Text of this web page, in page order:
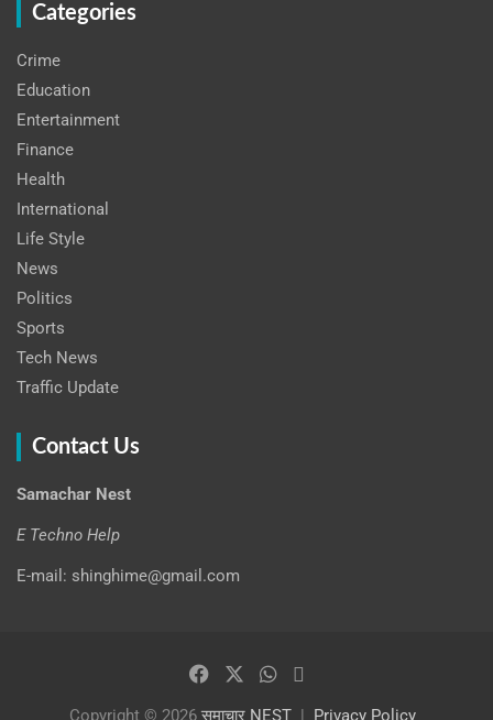
Categories
Crime
Education
Entertainment
Finance
Health
International
Life Style
News
Politics
Sports
Tech News
Traffic Update
Contact Us
Samachar Nest
E Techno Help
E-mail: shinghime@gmail.com
Copyright © 2026 समाचार NEST Privacy Policy